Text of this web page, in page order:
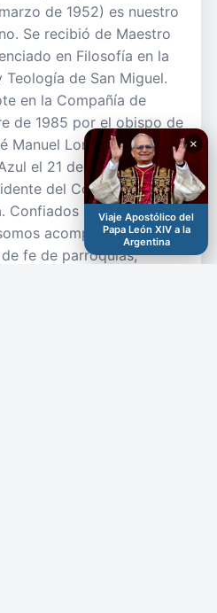
de 1952) es nuestro
Se recibió de Maestro
en Filosofía en la
de San Miguel.
en la Compañía de
de 1985 por el obispo de
Manuel Lorenzo, fue
el 21 de agosto de
del Consejo Superior
Confiados a su
acompañados y
fe de parroquias,
×
Viaje Apostólico del
Papa León XIV a la
Argentina